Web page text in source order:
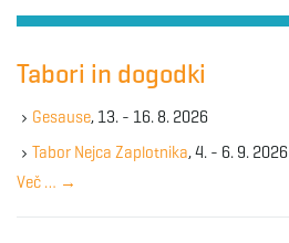
r
h
e
w
o
r
Tabori in dogodki
Gesause, 13. - 16. 8. 2026
Tabor Nejca Zaplotnika, 4. - 6. 9. 2026
Več … →